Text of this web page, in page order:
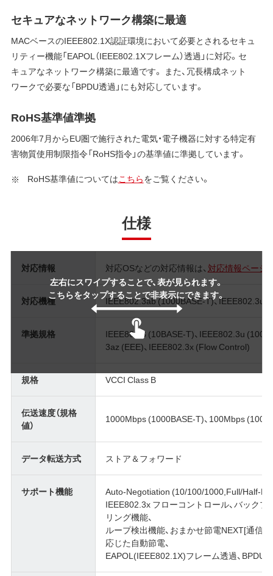
セキュアなネットワーク構築に最適
MACベースのIEEE802.1X認証環境において必要とされるセキュ
リティー機能「EAPOL（IEEE802.1Xフレーム）透過」に対応。セ
キュアなネットワーク構築に最適です。 また、冗長構成ネット
ワークで必要な「BPDU透過」にも対応しています。
RoHS基準値準拠
2006年7月からEU圏で施行された電気・電子機器に対する特定有
害物質使用制限指令「RoHS指令」の基準値に準拠しています。
RoHS基準値についてはこちらをご覧ください。
仕様
左右にスワイプすることで、表が見られます。
こちらをタップすることで非表示にできます。
対応情報 対応OSなどの対応情報は、 対応情報ページ
対応機種 IEEE802.3ab (1000BASE-T)、IEEE802.3u
準拠規格
IEEE802.3 (10BASE-T)、IEEE802.3u
3az (EEE)、IEEE802.3x (Flow Control)
規格 VCCI Class B
伝送速度（規格
値）
1000Mbps (1000BASE-T)、100Mbps
データ転送方式 ストア＆フォワード
サポート機能
Auto-Negotiation (10/100/1000,Full/Half-
IEEE802.3x フローコントロール、バック
リング機能、
ループ検出機能、おまかせ節電NEXT[通信
応じた自動節電、
EAPOL(IEEE802.1X)フレーム透過、BPDU